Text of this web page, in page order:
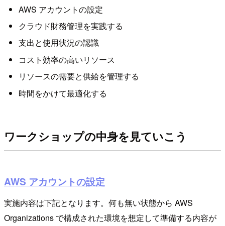
AWS アカウントの設定
クラウド財務管理を実践する
支出と使用状況の認識
コスト効率の高いリソース
リソースの需要と供給を管理する
時間をかけて最適化する
ワークショップの中身を見ていこう
AWS アカウントの設定
実施内容は下記となります。何も無い状態から AWS
Organizations で構成された環境を想定して準備する内容が